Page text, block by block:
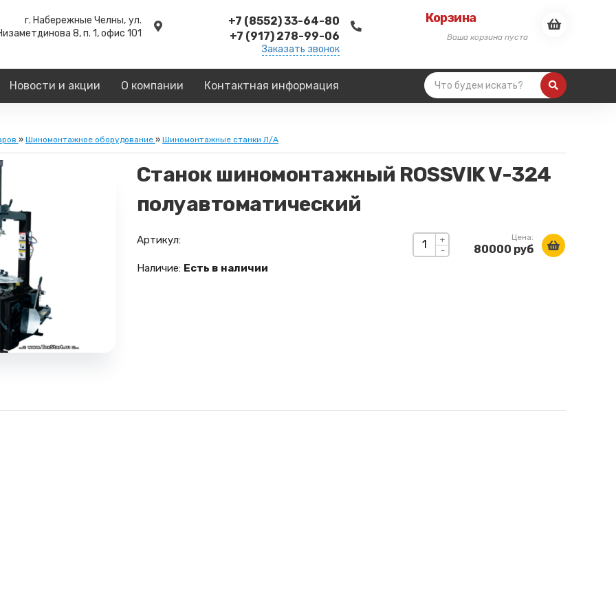
г. Набережные Челны, ул.
8, п. 1, офис 101
+7 (8552) 33-64-80
+7 (917) 278-99-06
Заказать звонок
Корзина
Ваша корзина пуста
Новости и акции О компании Контактная информация
» Шиномонтажное оборудование » Шиномонтажные станки Л/А
Станок шиномонтажный ROSSVIK V-324
полуавтоматический
+
-
Цена:
80000 руб
Артикул:
Наличие: Есть в наличии